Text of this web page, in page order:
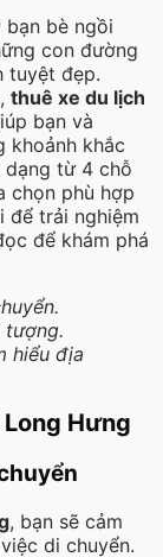
bè ngồi
con đường
tuyệt đẹp.
thuê xe du lịch
bạn và
khoảnh khắc
dạng từ 4 chỗ
chọn phù hợp
để trải nghiệm
để khám phá
tượng.
hiểu địa
Hưng
, bạn sẽ cảm
di chuyển.